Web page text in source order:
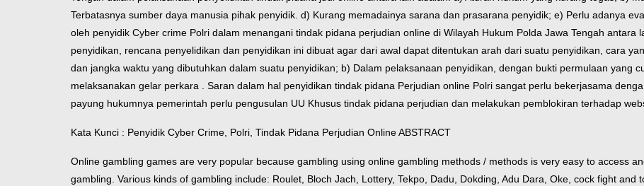
Terbatasnya sumber daya manusia pihak penyidik. d) Kurang memadainya sarana dan prasarana penyidik; e) Perlu adanya
oleh penyidik Cyber crime Polri dalam menangani tindak pidana perjudian online di Wilayah Hukum Polda Jawa Tengah
penyidikan, rencana penyelidikan dan penyidikan ini dibuat agar dari awal dapat ditentukan arah dari suatu penyidikan, cara
dan jangka waktu yang dibutuhkan dalam suatu penyidikan; b) Dalam pelaksanaan penyidikan, dengan bukti permulaan yang
melaksanakan gelar perkara . Saran dalam hal penyidikan tindak pidana Perjudian online Polri sangat perlu bekerjasama
payung hukumnya pemerintah perlu pengusulan UU Khusus tindak pidana perjudian dan melakukan pemblokiran terhadap
Kata Kunci : Penyidik Cyber Crime, Polri, Tindak Pidana Perjudian OnlineABSTRACT
Online gambling games are very popular because gambling using online gambling methods / methods is very easy to access
gambling. Various kinds of gambling include: Roulet, Bloch Jach, Lottery, Tekpo, Dadu, Dokding, Adu Dara, Oke, cock fight and